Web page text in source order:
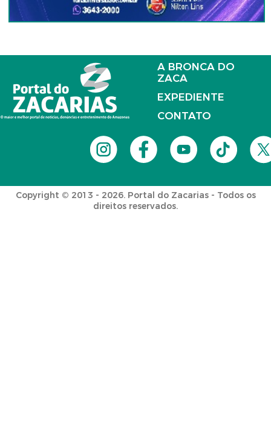
A BRONCA DO
ZACA
EXPEDIENTE
CONTATO
Copyright © 2013 - 2026. Portal do Zacarias - Todos os
direitos reservados.